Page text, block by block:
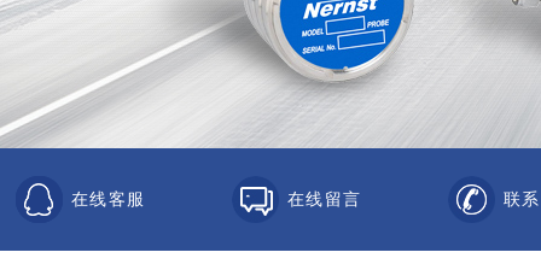
在线客服 在线留言 联